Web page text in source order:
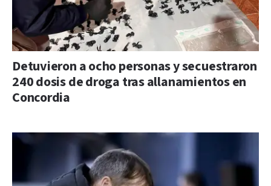
Detuvieron a ocho personas y secuestraron
240 dosis de droga tras allanamientos en
Concordia